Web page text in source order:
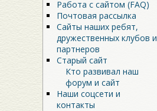
Работа с сайтом (FAQ)
Почтовая рассылка
Сайты наших ребят,
дружественных клубов и
партнеров
Старый сайт
Кто развивал наш
форум и сайт
Наши соцсети и
контакты